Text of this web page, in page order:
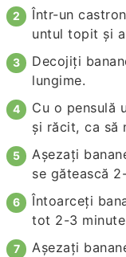
Într-un
untul topit și
Decojiți
lungime.
Cu o pensulă
și răcit, ca să
Așezați
se gătească
Întoarceți
tot 2-3
Așezați